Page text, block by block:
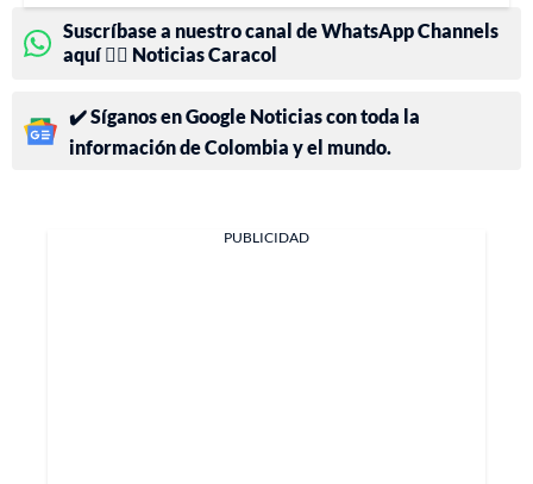
Suscríbase a nuestro canal de WhatsApp Channels
aquí 👉🏻 Noticias Caracol
✔️ Síganos en Google Noticias con toda la
información de Colombia y el mundo.
PUBLICIDAD